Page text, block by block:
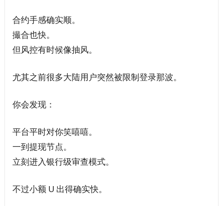
合约手感确实顺。
撮合也快。
但风控有时候像抽风。
尤其之前很多大陆用户突然被限制登录那波。
你会发现：
平台平时对你笑嘻嘻。
一到提现节点。
立刻进入银行级审查模式。
不过小额 U 出得确实快。